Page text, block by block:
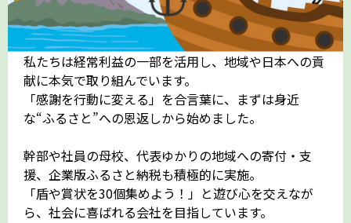
私たちは経常利益の一部を活用し、地域や日本への貢
献に本気で取り組んでいます。
「感謝を行動に変える」を合言葉に、まずは身近
な“ふるさと”への恩返しから始めました。
幹部や社員の母校、代表ゆかりの地域への寄付・支
援、企業版ふるさと納税も積極的に実施。
「盾や賞状を30個集めよう！」と遊び心を交えなが
ら、社会に喜ばれる会社を目指しています。